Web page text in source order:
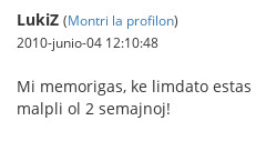
LukiZ (Montri la profilon)
2010-junio-04 12:10:48
Mi memorigas, ke limdato estas
malpli ol 2 semajnoj!